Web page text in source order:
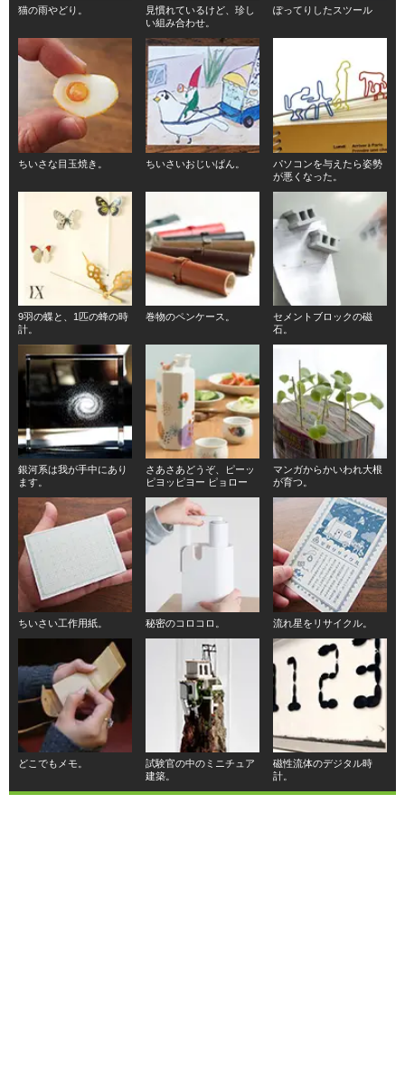
猫の雨やどり。
見慣れているけど、珍し
い組み合わせ。
ぽってりしたスツール
ちいさな目玉焼き。 ちいさいおじいぱん。
パソコンを与えたら姿勢
が悪くなった。
9羽の蝶と、1匹の蜂の時
計。
巻物のペンケース。
セメントブロックの磁
石。
銀河系は我が手中にあり
ます。
さあさあどうぞ、ピーッ
ピヨッピヨー ピョロー
マンガからかいわれ大根
が育つ。
ちいさい工作用紙。 秘密のコロコロ。 流れ星をリサイクル。
どこでもメモ。
試験官の中のミニチュア
建築。
磁性流体のデジタル時
計。